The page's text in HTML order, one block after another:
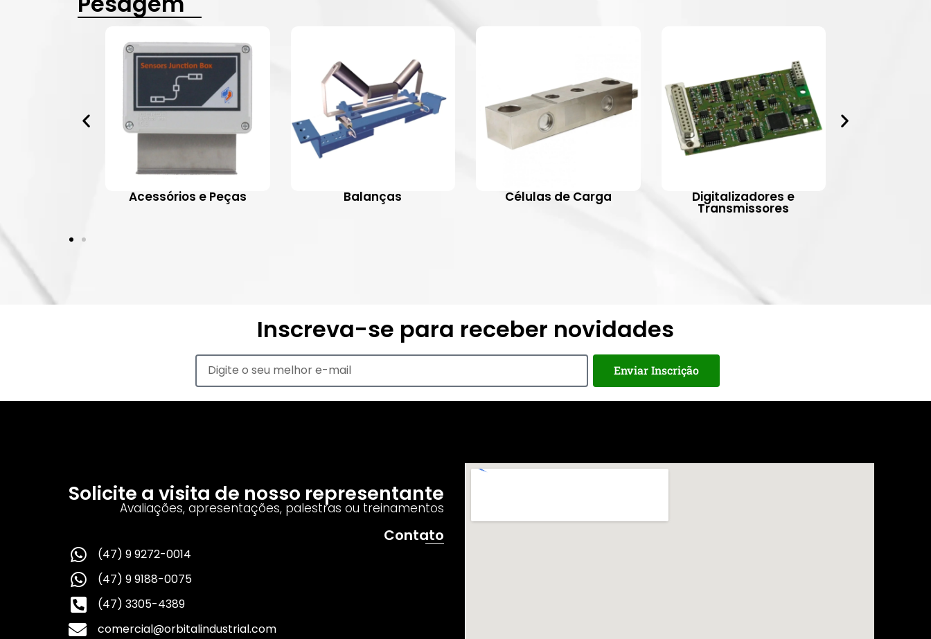
Acessórios e Peças Balanças Células de Carga Digitalizadores e
Transmissores
Inscreva-se para receber novidades
Enviar Inscrição
Solicite a visita de nosso representante
Avaliações, apresentações, palestras ou treinamentos
Contato
(47) 9 9272-0014
(47) 9 9188-0075
(47) 3305-4389
comercial@orbitalindustrial.com